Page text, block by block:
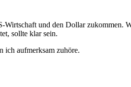
und den Dollar zukommen.
sollte klar sein.
ich aufmerksam zuhöre.